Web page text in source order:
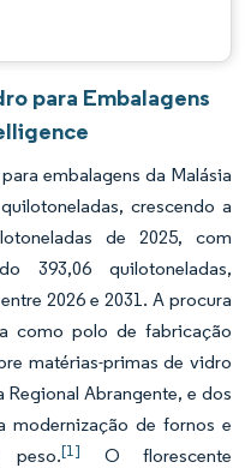
para Embalagens
embalagens da Malásia
crescendo a
de 2025, com
393,06 quilotoneladas,
2026 e 2031. A procura
como polo de fabricação
matérias-primas de vidro
Abrangente, e dos
modernização de fornos e
[1]
O florescente